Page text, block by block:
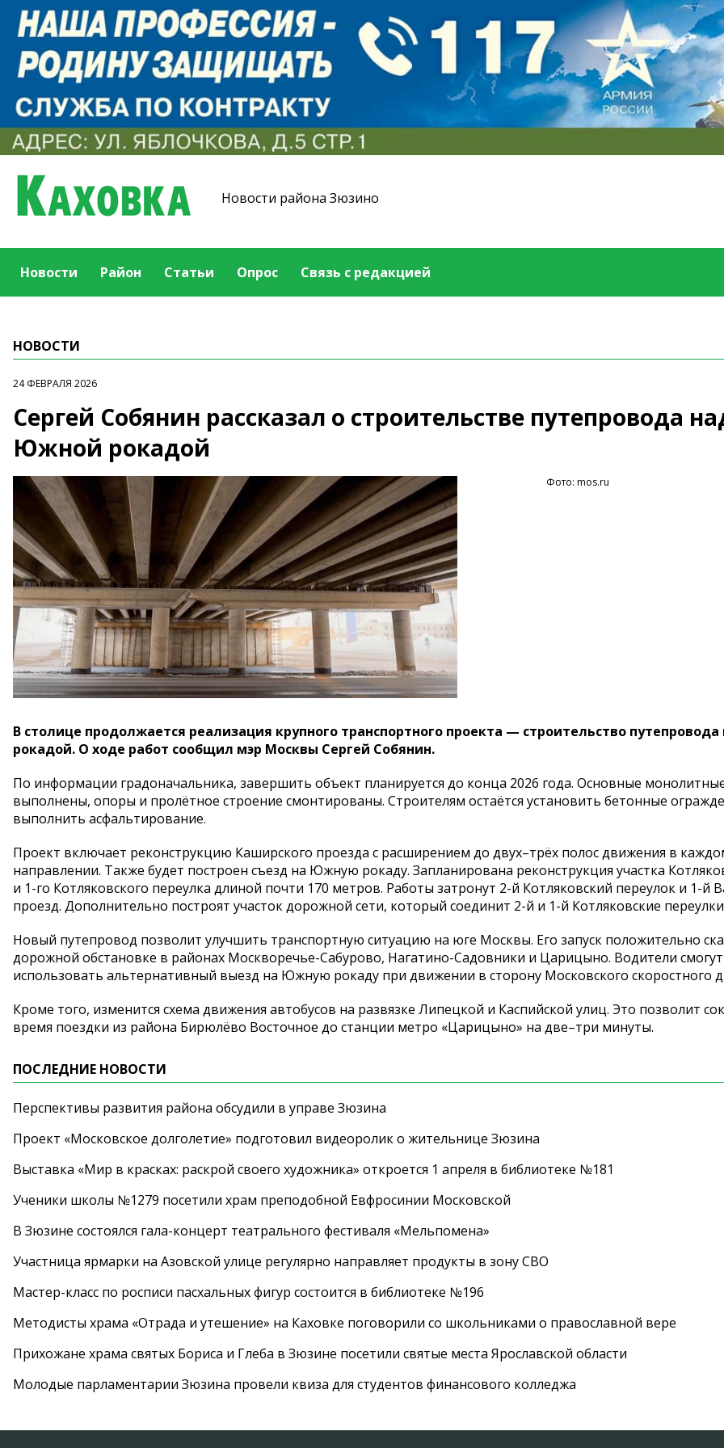
Новости района Зюзино
Новости Район Статьи Опрос Связь с редакцией
НОВОСТИ
24 ФЕВРАЛЯ 2026
Сергей Собянин рассказал о строительстве путепровода
Южной рокадой
Фото: mos.ru
В столице продолжается реализация крупного транспортного проекта — строительство
рокадой. О ходе работ сообщил мэр Москвы Сергей Собянин.
По информации градоначальника, завершить объект планируется до конца 2026 года. Основные
выполнены, опоры и пролётное строение смонтированы. Строителям остаётся установить бетонные
выполнить асфальтирование.
Проект включает реконструкцию Каширского проезда с расширением до двух–трёх полос движения в
направлении. Также будет построен съезд на Южную рокаду. Запланирована реконструкция участка
и 1-го Котляковского переулка длиной почти 170 метров. Работы затронут 2-й Котляковский переулок и 1-й
проезд. Дополнительно построят участок дорожной сети, который соединит 2-й и 1-й Котляковские
Новый путепровод позволит улучшить транспортную ситуацию на юге Москвы. Его запуск положительно
дорожной обстановке в районах Москворечье-Сабурово, Нагатино-Садовники и Царицыно. Водители смогут
использовать альтернативный выезд на Южную рокаду при движении в сторону Московского скоростного
Кроме того, изменится схема движения автобусов на развязке Липецкой и Каспийской улиц. Это позволит
время поездки из района Бирюлёво Восточное до станции метро «Царицыно» на две–три минуты.
ПОСЛЕДНИЕ НОВОСТИ
Перспективы развития района обсудили в управе Зюзина
Проект «Московское долголетие» подготовил видеоролик о жительнице Зюзина
Выставка «Мир в красках: раскрой своего художника» откроется 1 апреля в библиотеке №181
Ученики школы №1279 посетили храм преподобной Евфросинии Московской
В Зюзине состоялся гала-концерт театрального фестиваля «Мельпомена»
Участница ярмарки на Азовской улице регулярно направляет продукты в зону СВО
Мастер-класс по росписи пасхальных фигур состоится в библиотеке №196
Методисты храма «Отрада и утешение» на Каховке поговорили со школьниками о православной вере
Прихожане храма святых Бориса и Глеба в Зюзине посетили святые места Ярославской области
Молодые парламентарии Зюзина провели квиза для студентов финансового колледжа